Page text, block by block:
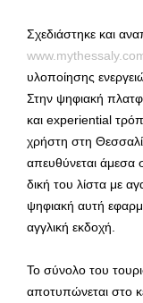
Σχεδιάστηκε και
υλοποίησης
Στην ψηφιακή
και experiential
χρήστη στη
απευθύνεται άμεσα
δική του λίστα με
ψηφιακή αυτή
αγγλική εκδοχή.
Το σύνολο του
αποτυπώνεται στο